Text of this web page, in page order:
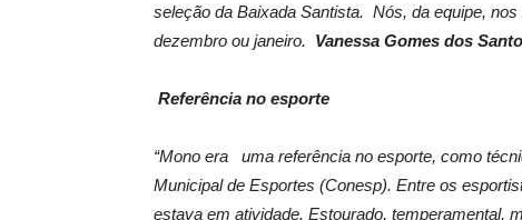
seleção da Baixada Santista. Nós, da equipe,
dezembro ou janeiro. Vanessa Gomes dos
Referência no esporte
“Mono era uma referência no esporte, como
Municipal de Esportes (Conesp). Entre os
estava em atividade. Estourado, temperamental,